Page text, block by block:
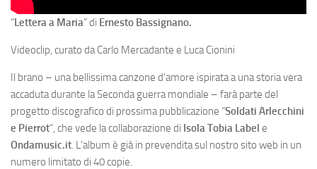
“Lettera a Maria” di Ernesto Bassignano.
Videoclip, curato da Carlo Mercadante e Luca Cionini
Il brano – una bellissima canzone d’amore ispirata a una storia vera
accaduta durante la Seconda guerra mondiale – farà parte del
progetto discografico di prossima pubblicazione “Soldati Arlecchini
e Pierrot“, che vede la collaborazione di Isola Tobia Label e
Ondamusic.it. L’album è già in prevendita sul nostro sito web in un
numero limitato di 40 copie.